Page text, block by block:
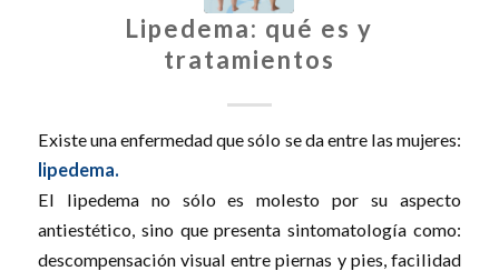
Lipedema: qué es y
tratamientos
Existe una enfermedad que sólo se da entre las mujeres:
lipedema.
El lipedema no sólo es molesto por su aspecto
antiestético, sino que presenta sintomatología como:
descompensación visual entre piernas y pies, facilidad